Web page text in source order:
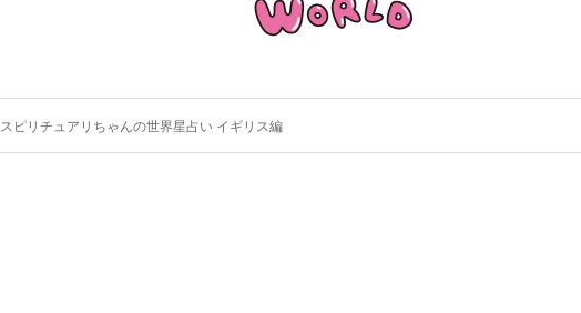
スピリチュアリちゃんの世界星占い イギリス編